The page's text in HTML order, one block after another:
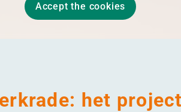
Accept the cookies
het